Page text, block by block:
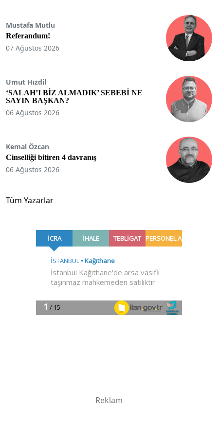
Mustafa Mutlu
Referandum!
07 Ağustos 2026
Umut Hızdil
‘SALAH’I BİZ ALMADIK’ SEBEBİ NE
SAYIN BAŞKAN?
06 Ağustos 2026
Kemal Özcan
Cinselliği bitiren 4 davranış
06 Ağustos 2026
Tüm Yazarlar